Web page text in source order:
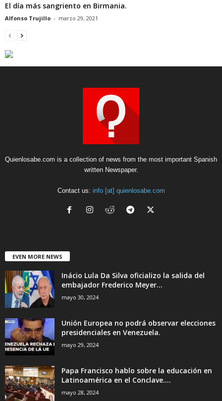
El día más sangriento en Birmania.
Alfonso Trujillo - marzo 29, 2021
Quienlosabe.com is a collection of news from the most important Spanish
written Newspaper.
Contact us: info [at] quienlosabe.com
EVEN MORE NEWS
Inácio Lula Da Silva oficializo la salida del
embajador Frederico Meyer...
mayo 30, 2024
Unión Europea no podrá observar elecciones
presidenciales en Venezuela.
mayo 29, 2024
Papa Francisco hablo sobre la educación en
Latinoamérica en el Conclave....
mayo 28, 2024